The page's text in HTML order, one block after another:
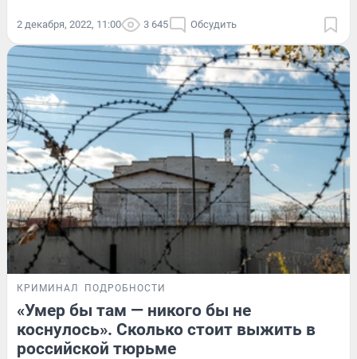
2 декабря, 2022, 11:00 3 645 Обсудить
КРИМИНАЛ ПОДРОБНОСТИ
«Умер бы там — никого бы не
коснулось». Сколько стоит выжить в
российской тюрьме